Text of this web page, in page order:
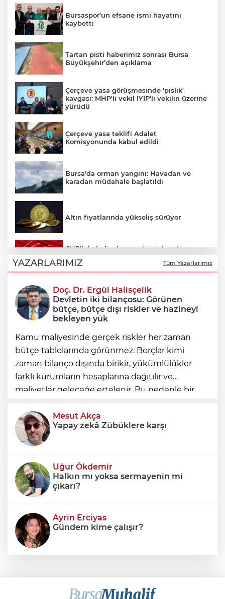
Bursaspor’un efsane ismi hayatını
kaybetti
Tartan pisti haberimiz sonrası Bursa
Büyükşehir’den açıklama
Çerçeve yasa görüşmesinde 'pislik'
kavgası: MHP'li vekil İYİP'li vekilin üzerine
yürüdü
Çerçeve yasa teklifi Adalet
Komisyonunda kabul edildi
Bursa'da orman yangını: Havadan ve
karadan müdahale başlatıldı
Altın fiyatlarında yükseliş sürüyor
CHP'li belediyelere parti içi denetim:
Hakkında soruşturma olmayanlar da
incelenecek
Erkan Aydın Osmangazi’nin nabzını
sahada tuttu
YAZARLARIMIZ Tüm Yazarlarımız
Doç. Dr. Ergül Halisçelik
Devletin iki bilançosu: Görünen
bütçe, bütçe dışı riskler ve hazineyi
bekleyen yük
Kamu maliyesinde gerçek riskler her zaman
bütçe tablolarında görünmez. Borçlar kimi
zaman bilanço dışında birikir, yükümlülükler
farklı kurumların hesaplarına dağıtılır ve
maliyetler geleceğe ertelenir. Bu nedenle bir
yalnızca bütçe açığına veya resmi borç stok
Mesut Akça
Yapay zekâ Zübüklere karşı
Uğur Ökdemir
Halkın mı yoksa sermayenin mi
çıkarı?
Ayrin Erciyas
Gündem kime çalışır?
Savaşların gölgesinde engellilik,
doğa ve kaybedilen gelecek